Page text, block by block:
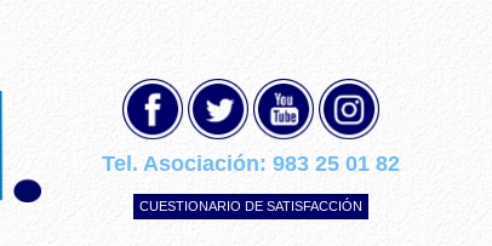
Tel. Asociación:983 25 01 82
CUESTIONARIO DE SATISFACCIÓN